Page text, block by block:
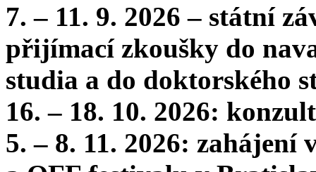
7. – 11. 9. 2026 – státní
přijímací zkoušky do
studia a do doktorského
16. – 18. 10. 2026:
5. – 8. 11. 2026: